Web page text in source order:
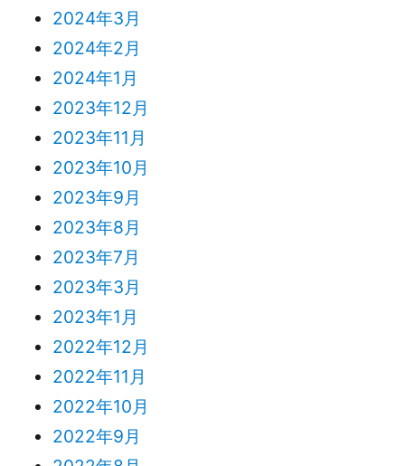
2024年3月
2024年2月
2024年1月
2023年12月
2023年11月
2023年10月
2023年9月
2023年8月
2023年7月
2023年3月
2023年1月
2022年12月
2022年11月
2022年10月
2022年9月